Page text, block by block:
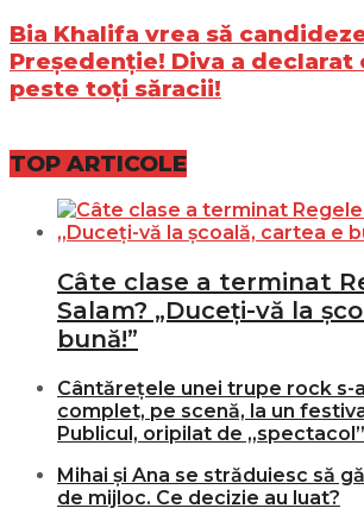
Bia Khalifa vrea să
Președenție! Diva a declarat
peste toți săracii!
TOP ARTICOLE
Câte clase a terminat
Salam? „Duceți-vă la
bună!”
Cântărețele unei trupe rock s-
complet, pe scenă, la un
Publicul, oripilat de „spectacol”
Mihai și Ana se străduiesc să
de mijloc. Ce decizie au luat?